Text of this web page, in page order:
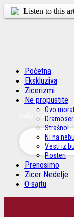
Listen to this
Početna
Ekskluziva
Zicerizmi
Ne propustite
Ovo
Strašno!
Ni na
Vesti iz
Posteri
Prenosimo
Zicer Nedelje
O sajtu
vaša lozinka